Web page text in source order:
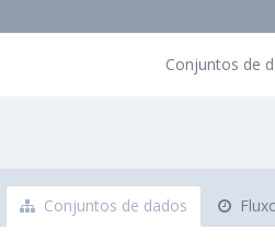
Conjuntos de
Conjuntos de dados